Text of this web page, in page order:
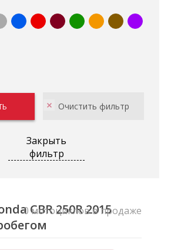
Закрыть
фильтр
CBR 250R 2015
0 мотоциклов в продаже